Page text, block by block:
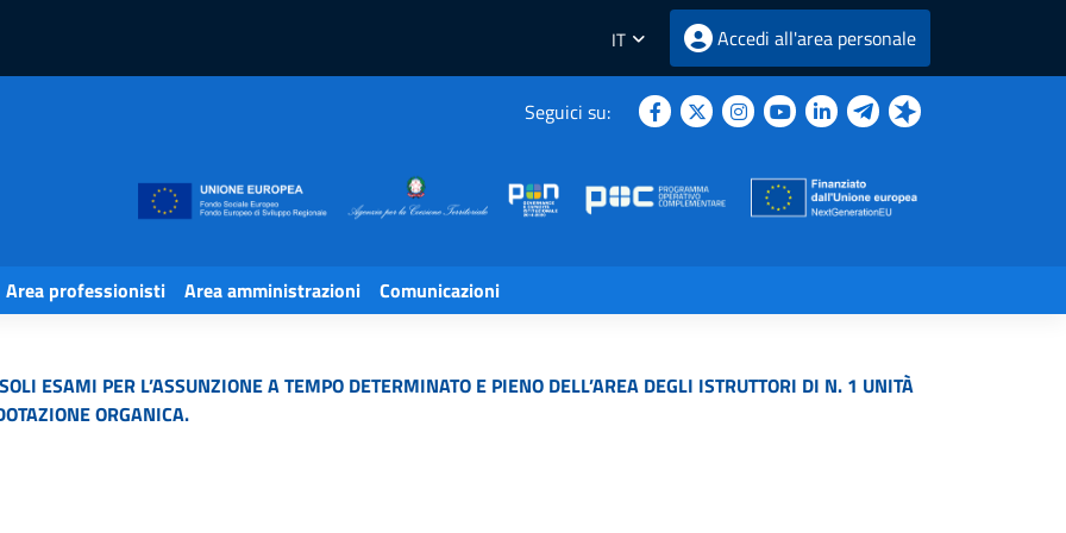
IT Accedi all'area personale
Seguici su:
Area professionisti Area amministrazioni Comunicazioni
ESAMI PER L’ASSUNZIONE A TEMPO DETERMINATO E PIENO DELL’AREA DEGLI ISTRUTTORI DI N. 1 UNITÀ
ORGANICA.